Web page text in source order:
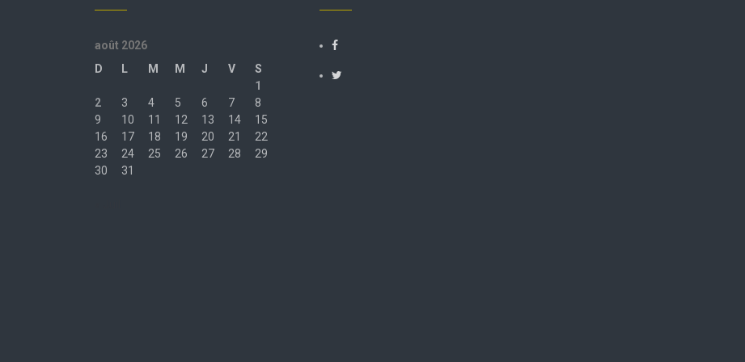
août 2026
D
L M M J V
S
1
2
3 4 5 6 7
8
9
10 11 12 13 14
15
16
17 18 19 20 21
22
23
24 25 26 27 28
29
30
31